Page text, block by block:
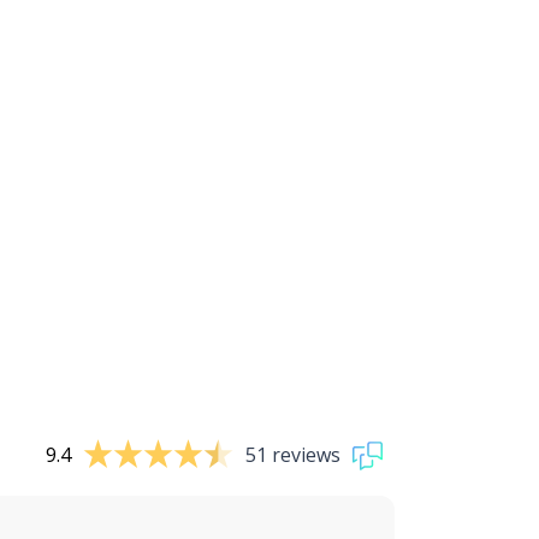
9.4 51 reviews